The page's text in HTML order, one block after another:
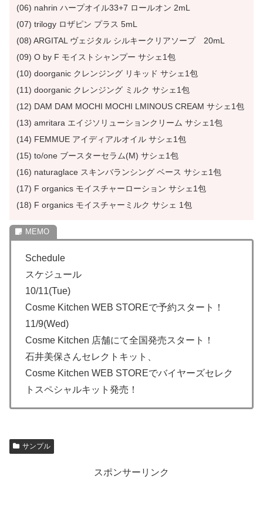
(06) nahrin ハープオイル33+7 ロールオン 2mL
(07) trilogy ロザピン プラス 5mL
(08) ARGITAL ヴェジタル シルキークリアソープ 20mL
(09) O by F モイストシャンプー サシェ1包
(10) doorganic クレンジング リキッド サシェ1包
(11) doorganic クレンジング ミルク サシェ1包
(12) DAM DAM MOCHI MOCHI LMINOUS CREAM サシェ1包
(13) amritara エイジソリューションクリーム サシェ1包
(14) FEMMUE アイディアルオイル サシェ1包
(15) to/one ブースターセラム(M) サシェ1包
(16) naturaglace スキンバランシング ベース サシェ1包
(17) F organics モイスチャーローション サシェ1包
(18) F organics モイスチャーミルク サシェ 1包
Schedule
スケジュール
10/11(Tue)
Cosme Kitchen WEB STOREで予約スタート！
11/9(Wed)
Cosme Kitchen 店舗にて全国発売スタート！
石井美保さんセレクトキット、
Cosme Kitchen WEB STOREでバイヤーズセレク
トスペシャルキット発売！
サンプル
スポンサーリンク